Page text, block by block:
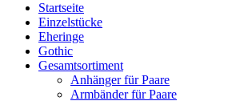
Startseite
Einzelstücke
Eheringe
Gothic
Gesamtsortiment
Anhänger für Paare
Armbänder für Paare